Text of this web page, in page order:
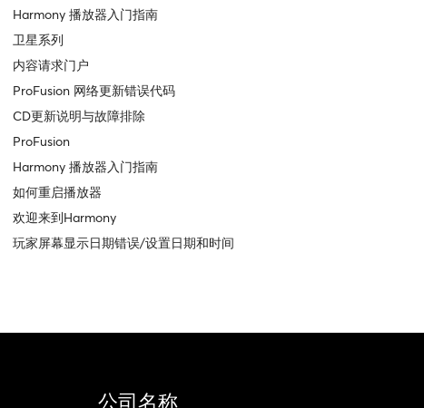
Harmony 播放器入门指南
卫星系列
内容请求门户
ProFusion 网络更新错误代码
CD更新说明与故障排除
ProFusion
Harmony 播放器入门指南
如何重启播放器
欢迎来到Harmony
玩家屏幕显示日期错误/设置日期和时间
公司名称